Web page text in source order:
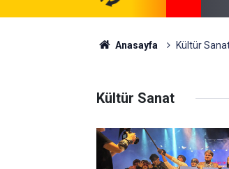
Anasayfa Kültür
Kültür Sanat